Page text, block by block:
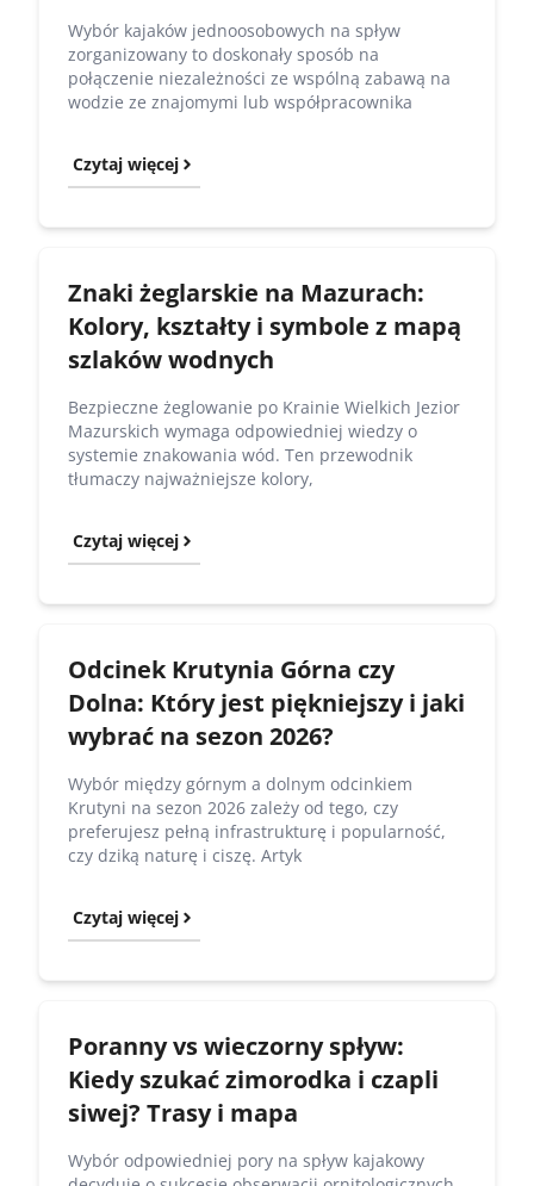
Wybór kajaków jednoosobowych na spływ
zorganizowany to doskonały sposób na
połączenie niezależności ze wspólną zabawą na
wodzie ze znajomymi lub współpracownika
Czytaj więcej
Znaki żeglarskie na Mazurach:
Kolory, kształty i symbole z mapą
szlaków wodnych
Bezpieczne żeglowanie po Krainie Wielkich Jezior
Mazurskich wymaga odpowiedniej wiedzy o
systemie znakowania wód. Ten przewodnik
tłumaczy najważniejsze kolory,
Czytaj więcej
Odcinek Krutynia Górna czy
Dolna: Który jest piękniejszy i jaki
wybrać na sezon 2026?
Wybór między górnym a dolnym odcinkiem
Krutyni na sezon 2026 zależy od tego, czy
preferujesz pełną infrastrukturę i popularność,
czy dziką naturę i ciszę. Artyk
Czytaj więcej
Poranny vs wieczorny spływ:
Kiedy szukać zimorodka i czapli
siwej? Trasy i mapa
Wybór odpowiedniej pory na spływ kajakowy